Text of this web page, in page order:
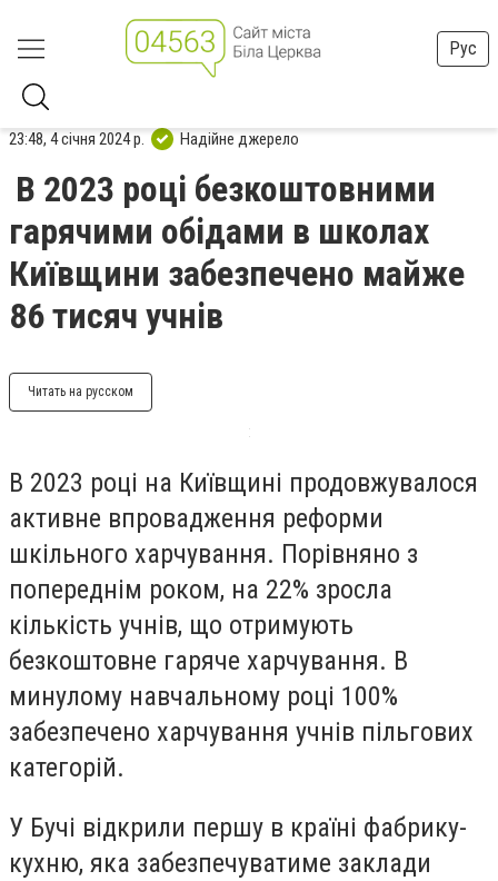
Рус
23:48, 4 січня 2024 р. Надійне джерело
В 2023 році безкоштовними
гарячими обідами в школах
Київщини забезпечено майже
86 тисяч учнів
Читать на русском
В 2023 році на Київщині продовжувалося
активне впровадження реформи
шкільного харчування. Порівняно з
попереднім роком, на 22% зросла
кількість учнів, що отримують
безкоштовне гаряче харчування. В
минулому навчальному році 100%
забезпечено харчування учнів пільгових
категорій.
У Бучі відкрили першу в країні фабрику-
кухню, яка забезпечуватиме заклади